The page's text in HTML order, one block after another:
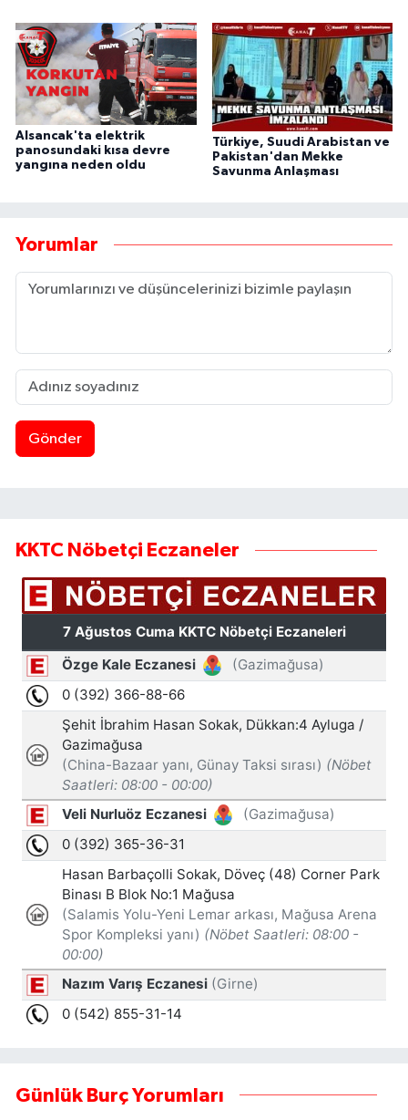
Alsancak'ta elektrik
panosundaki kısa devre
yangına neden oldu
Türkiye, Suudi Arabistan ve
Pakistan'dan Mekke
Savunma Anlaşması
Yorumlar
Gönder
KKTC Nöbetçi Eczaneler
Günlük Burç Yorumları